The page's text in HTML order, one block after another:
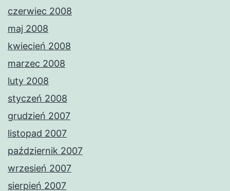
czerwiec 2008
maj 2008
kwiecień 2008
marzec 2008
luty 2008
styczeń 2008
grudzień 2007
listopad 2007
październik 2007
wrzesień 2007
sierpień 2007